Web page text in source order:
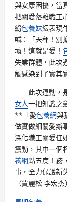
與安康困擾，當
把關愛落離職工
紛包養妹紜表現
喊：「天秤！別
壞！這就是愛！
失業群體，此次
觸感染到了實其
此次運動，
女人一把知識之
**「愛包養網與
做實做細關愛辦
深化職工關愛任
震動，其中一個
養網點五度！務
事，全力保護新
（賈麗松 李宏杰）